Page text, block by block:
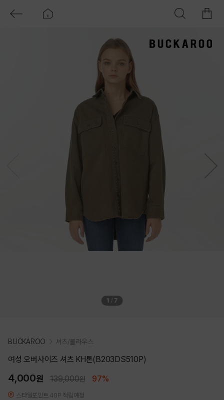
1 7
BUCKAROO 셔츠/블라우스
여성 오버사이즈 셔츠 KH톤(B203DS510P)
4,000원 139,000원 97%
스타일포인트 40P 적립예정